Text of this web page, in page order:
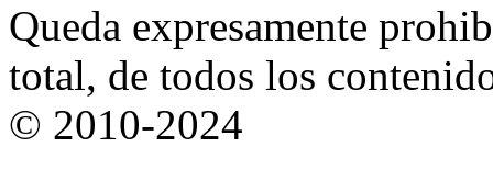
Queda expresamente
total, de todos los
© 2010-2024